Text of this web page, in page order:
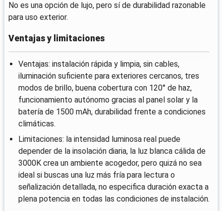
No es una opción de lujo, pero sí de durabilidad razonable
para uso exterior.
Ventajas y limitaciones
Ventajas: instalación rápida y limpia, sin cables,
iluminación suficiente para exteriores cercanos, tres
modos de brillo, buena cobertura con 120° de haz,
funcionamiento autónomo gracias al panel solar y la
batería de 1500 mAh, durabilidad frente a condiciones
climáticas.
Limitaciones: la intensidad luminosa real puede
depender de la insolación diaria, la luz blanca cálida de
3000K crea un ambiente acogedor, pero quizá no sea
ideal si buscas una luz más fría para lectura o
señalización detallada, no especifica duración exacta a
plena potencia en todas las condiciones de instalación.